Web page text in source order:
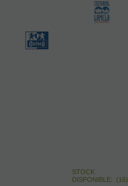
STOCK
DISPONIBLE:
(16)